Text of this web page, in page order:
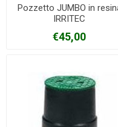
Pozzetto JUMBO in
IRRITEC
€45,00